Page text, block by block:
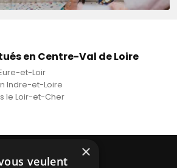
en Centre-Val de Loire
et-Loir
Indre-et-Loire
le Loir-et-Cher
×
veulent